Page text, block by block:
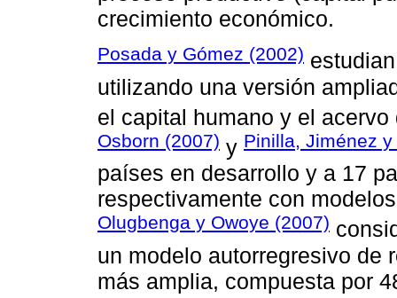
crecimiento económico.
Posada y Gómez (2002)
utilizando una versión
el capital humano y el
Osborn (2007) y Pinilla, Jiménez
países en desarrollo y a 17
respectivamente con
Olugbenga y Owoye (2007)
un modelo autorregresivo de
más amplia, compuesta por